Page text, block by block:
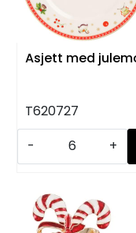
Asjett med
T620727
-
+